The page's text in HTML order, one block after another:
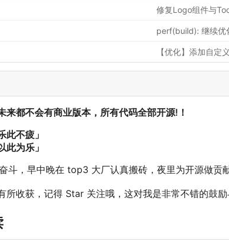
perf(build): 继续优
【优化】添加自定
来都不会有商业版本，所有代码全部开源! ！
此不疲」
此为乐」
斗，早中晚在 top3 大厂认真搬砖，夜里为开源做贡献
所收获，记得 Star 关注哦，这对我是非常不错的鼓励